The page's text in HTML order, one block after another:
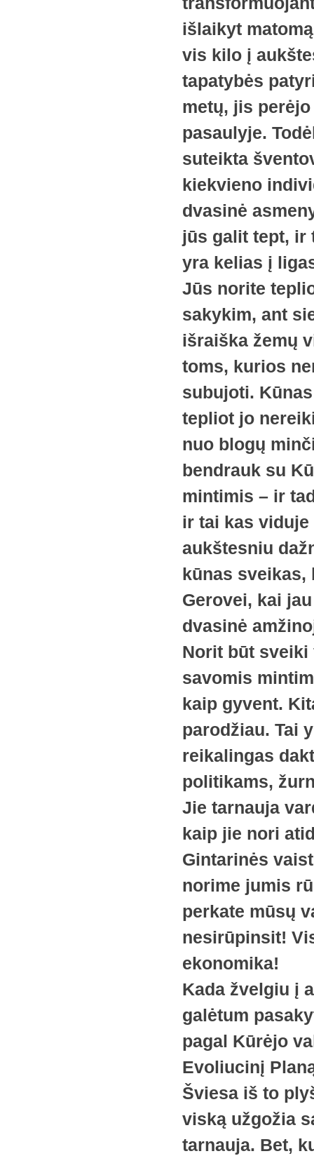
išlaikyt
vis kilo į
tapatybės
metų, jis
pasaulyje.
suteikta
kiekvieno
dvasinė
jūs galit tept, ir
yra kelias į
Jūs norite
sakykim, ant
išraiška žemų
toms, kurios
subujoti.
tepliot jo
nuo blogų
bendrauk su
mintimis – ir
ir tai kas viduje
aukštesniu
kūnas sveikas,
Gerovei, kai
dvasinė
Norit būt sveiki
savomis
kaip gyvent.
parodžiau. Tai
reikalingas
politikams,
Jie tarnauja
kaip jie nori
Gintarinės
norime jumis
perkate mūsų
nesirūpinsit!
ekonomika!
Kada žvelgiu į
galėtum
pagal Kūrėjo
Evoliucinį
Šviesa iš to
viską užgožia
tarnauja. Bet,